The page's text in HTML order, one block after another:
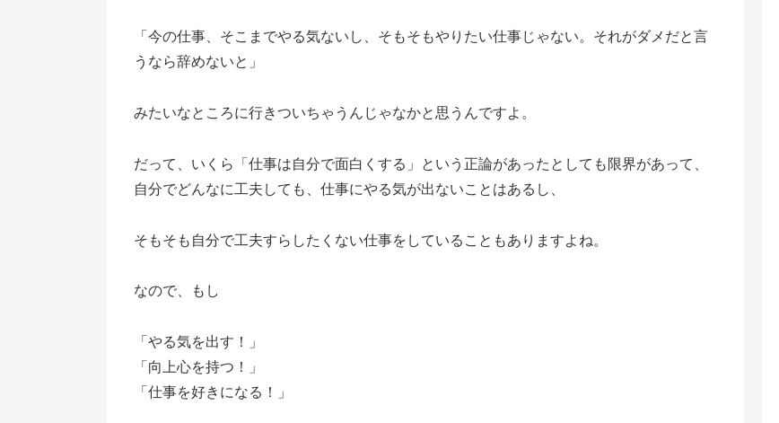
「今の仕事、そこまでやる気ないし、そもそもやりたい仕事じゃない。それがダメだと言
うなら辞めないと」
みたいなところに行きついちゃうんじゃなかと思うんですよ。
だって、いくら「仕事は自分で面白くする」という正論があったとしても限界があって、
自分でどんなに工夫しても、仕事にやる気が出ないことはあるし、
そもそも自分で工夫すらしたくない仕事をしていることもありますよね。
なので、もし
「やる気を出す！」
「向上心を持つ！」
「仕事を好きになる！」